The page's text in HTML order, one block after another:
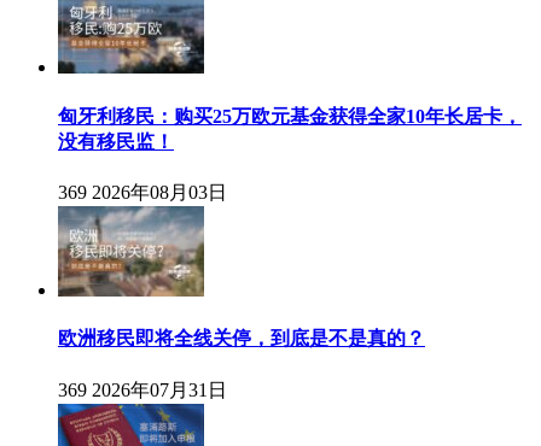
匈牙利移民：购买25万欧元基金获得全家10年长居卡，
没有移民监！
369 2026年08月03日
欧洲移民即将全线关停，到底是不是真的？
369 2026年07月31日